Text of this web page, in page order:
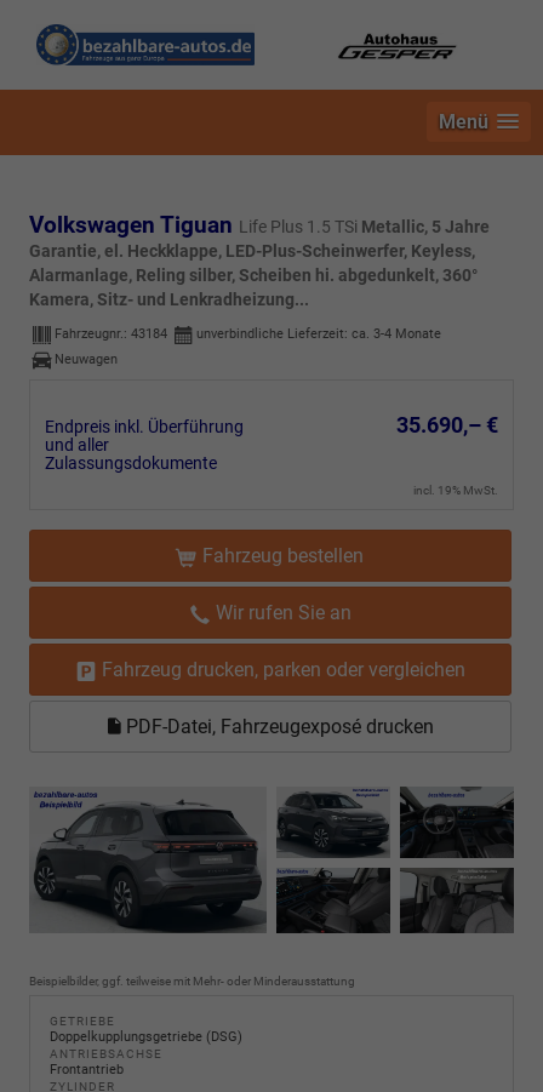
Menü
Volkswagen Tiguan Life Plus 1.5 TSi Metallic, 5 Jahre
Garantie, el. Heckklappe, LED-Plus-Scheinwerfer, Keyless,
Alarmanlage, Reling silber, Scheiben hi. abgedunkelt, 360°
Kamera, Sitz- und Lenkradheizung...
Fahrzeugnr.: 43184
unverbindliche Lieferzeit: ca. 3-4 Monate
Neuwagen
Endpreis inkl. Überführung
und aller
Zulassungsdokumente
35.690,– €
incl. 19% MwSt.
Fahrzeug bestellen
Wir rufen Sie an
Fahrzeug drucken, parken oder vergleichen
PDF-Datei, Fahrzeugexposé drucken
Beispielbilder, ggf. teilweise mit Mehr- oder Minderausstattung
GETRIEBE
Doppelkupplungsgetriebe (DSG)
ANTRIEBSACHSE
Frontantrieb
ZYLINDER